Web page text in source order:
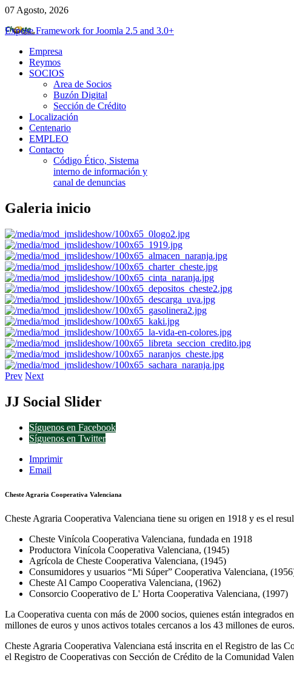
07 Agosto, 2026
Expose Framework for Joomla 2.5 and 3.0+
Empresa
Reymos
SOCIOS
Area de Socios
Buzón Digital
Sección de Crédito
Localización
Centenario
EMPLEO
Contacto
Código Ético, Sistema
interno de información y
canal de denuncias
Galeria inicio
Prev Next
JJ Social Slider
Síguenos en Facebook
Síguenos en Twitter
Imprimir
Email
Cheste Agraria Cooperativa Valenciana
Cheste Agraria Cooperativa Valenciana tiene su origen en 1918 y es el
Cheste Vinícola Cooperativa Valenciana, fundada en 1918
Productora Vinícola Cooperativa Valenciana, (1945)
Agrícola de Cheste Cooperativa Valenciana, (1945)
Consumidores y usuarios “Mi Súper” Cooperativa Valenciana,
Cheste Al Campo Cooperativa Valenciana, (1962)
Consorcio Cooperativo de L' Horta Cooperativa Valenciana, (1997)
La Cooperativa cuenta con más de 2000 socios, quienes están integrados
millones de euros y unos activos totales cercanos a los 43 millones de euros.
Cheste Agraria Cooperativa Valenciana está inscrita en el Registro de las
el Registro de Cooperativas con Sección de Crédito de la Comunidad